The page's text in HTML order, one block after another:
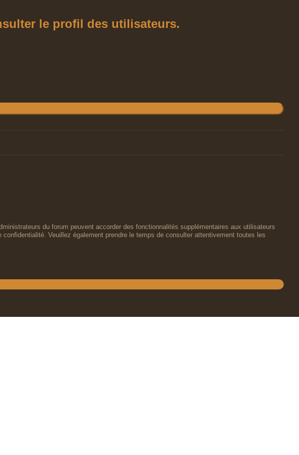
le profil des utilisateurs.
du forum peuvent accorder des fonctionnalités supplémentaires aux utilisateurs
Veuillez également prendre le temps de consulter attentivement toutes les